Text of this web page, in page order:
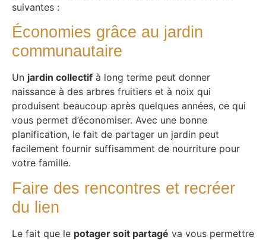
suivantes :
Économies grâce au jardin
communautaire
Un jardin collectif à long terme peut donner
naissance à des arbres fruitiers et à noix qui
produisent beaucoup après quelques années, ce qui
vous permet d’économiser. Avec une bonne
planification, le fait de partager un jardin peut
facilement fournir suffisamment de nourriture pour
votre famille.
Faire des rencontres et recréer
du lien
Le fait que le potager soit partagé va vous permettre